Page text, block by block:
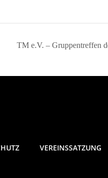
TM e.V. – Gruppentreffen
VEREINSSATZUNG